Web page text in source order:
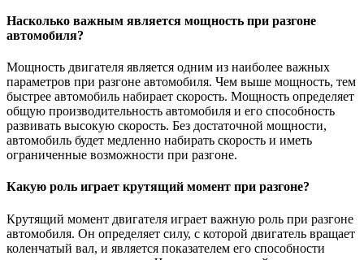
Насколько важным является мощность при разгоне
автомобиля?
Мощность двигателя является одним из наиболее важных
параметров при разгоне автомобиля. Чем выше мощность, тем
быстрее автомобиль набирает скорость. Мощность определяет
общую производительность автомобиля и его способность
развивать высокую скорость. Без достаточной мощности,
автомобиль будет медленно набирать скорость и иметь
ограниченные возможности при разгоне.
Какую роль играет крутящий момент при разгоне?
Крутящий момент двигателя играет важную роль при разгоне
автомобиля. Он определяет силу, с которой двигатель вращает
коленчатый вал, и является показателем его способности